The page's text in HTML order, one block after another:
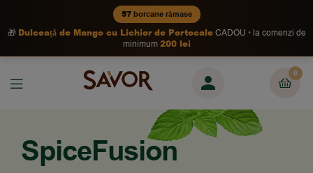
57borcane rămase
🎁 Dulceață de Mango cu Lichior de PortocaleCADOU
la comenzi de
minimum200 lei
0
SpiceFusion